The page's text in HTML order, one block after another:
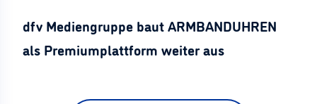
dfv Mediengruppe baut ARMBANDUHREN
als Premiumplattform weiter aus